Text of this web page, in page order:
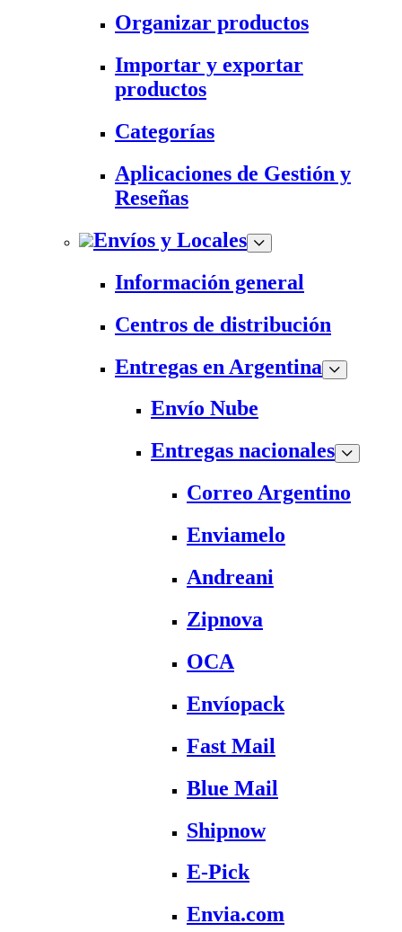
Organizar productos
Importar y exportar
productos
Categorías
Aplicaciones de Gestión y
Reseñas
Envíos y Locales
Información general
Centros de distribución
Entregas en Argentina
Envío Nube
Entregas nacionales
Correo Argentino
Enviamelo
Andreani
Zipnova
OCA
Envíopack
Fast Mail
Blue Mail
Shipnow
E-Pick
Envia.com